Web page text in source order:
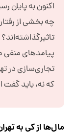
اکنون به پایان
چه بخشی از
پیامدهای
تجاری‌سازی در
که نه، باید
مال‌ها از کی به